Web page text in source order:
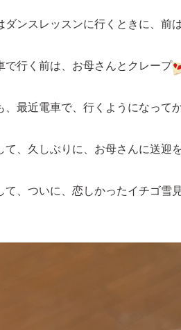
ダンスレッスンに行くときに、前
で行く前は、お母さんとクレープ
、最近電車で、行くようになって
て、久しぶりに、お母さんに送迎
て、ついに、恋しかったイチゴ雪